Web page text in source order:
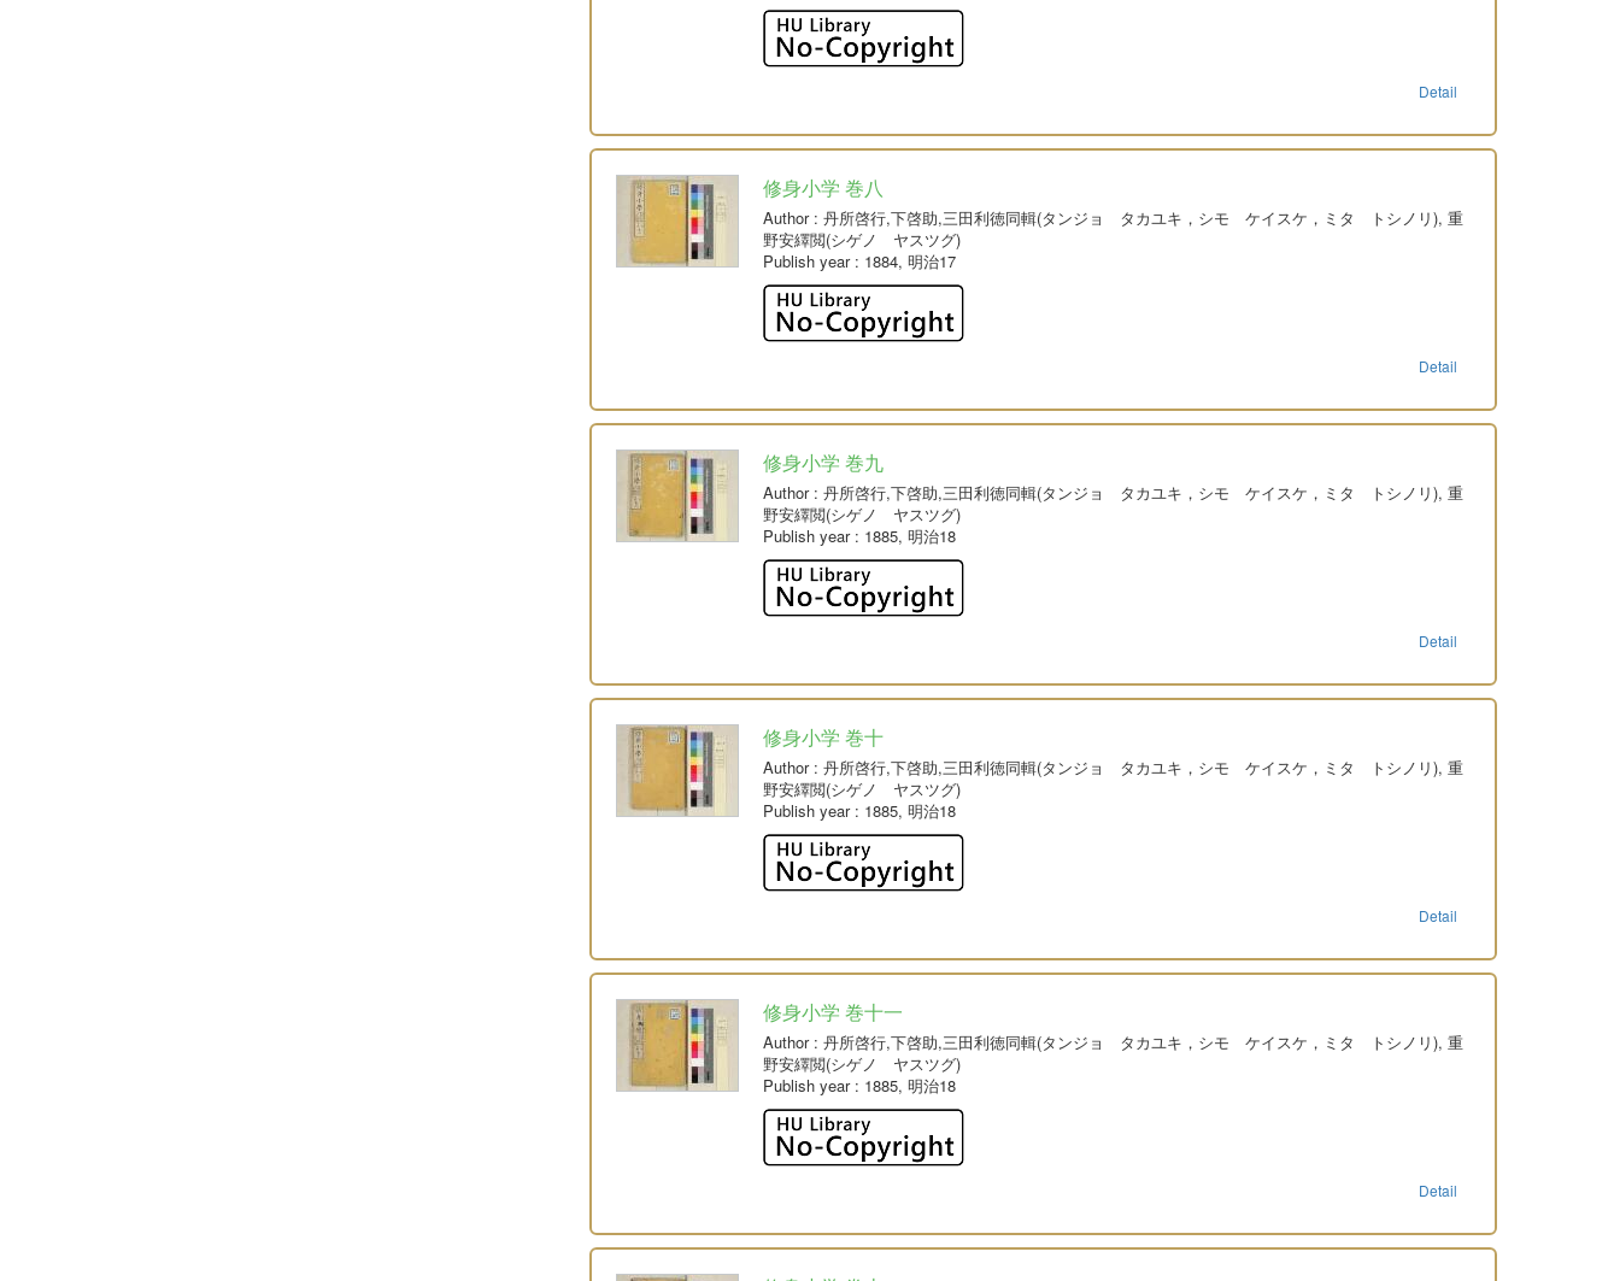
Detail
修身小学 巻八
Author: 丹所啓行,下啓助,三田利徳同輯(タンジョ タカユキ，シモ ケイスケ，ミタ トシノリ), 重
野安繹閲(シゲノ ヤスツグ)
Publish year: 1884, 明治17
Detail
修身小学 巻九
Author: 丹所啓行,下啓助,三田利徳同輯(タンジョ タカユキ，シモ ケイスケ，ミタ トシノリ), 重
野安繹閲(シゲノ ヤスツグ)
Publish year: 1885, 明治18
Detail
修身小学 巻十
Author: 丹所啓行,下啓助,三田利徳同輯(タンジョ タカユキ，シモ ケイスケ，ミタ トシノリ), 重
野安繹閲(シゲノ ヤスツグ)
Publish year: 1885, 明治18
Detail
修身小学 巻十一
Author: 丹所啓行,下啓助,三田利徳同輯(タンジョ タカユキ，シモ ケイスケ，ミタ トシノリ), 重
野安繹閲(シゲノ ヤスツグ)
Publish year: 1885, 明治18
Detail